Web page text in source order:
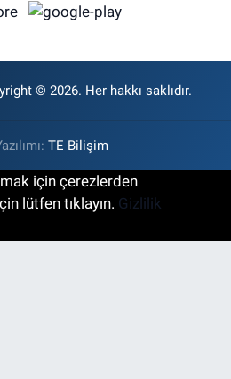
© 2026. Her hakkı saklıdır.
TE Bilişim
için çerezlerden
lütfen tıklayın. Gizlilik